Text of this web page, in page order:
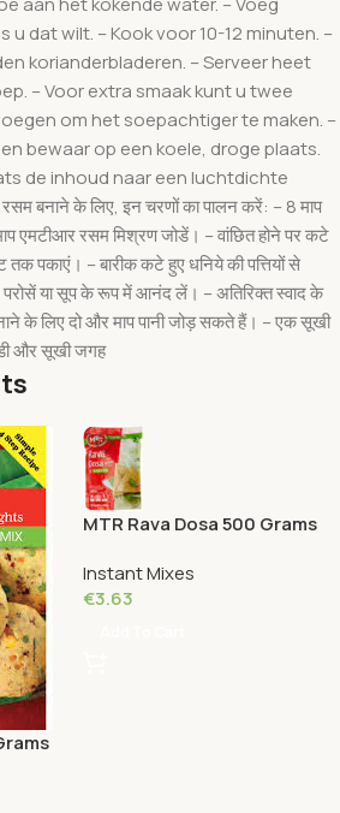
dat wilt. – Kook voor 10-12 minuten. –
korianderbladeren. – Serveer heet
– Voor extra smaak kunt u twee
om het soepachtiger te maken. –
bewaar op een koele, droge plaats.
de inhoud naar een luchtdichte
रसम बनाने के लिए, इन चरणों का पालन करें: – 8 माप
एमटीआर रसम मिश्रण जोडें। – वांछित होने पर कटे
पकाएं। – बारीक कटे हुए धनिये की पत्तियों से
परोसें या सूप के रूप में आनंद लें। – अतिरिक्त स्वाद के
के लिए दो और माप पानी जोड़ सकते हैं। – एक सूखी
और सूखी जगह
MTR Rava Dosa 500 Grams
Instant Mixes
€3.63